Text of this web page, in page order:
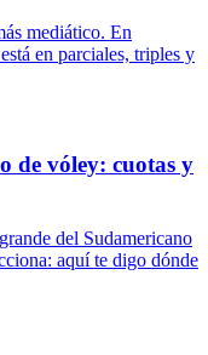
mediático. En
en parciales, triples y
de vóley: cuotas y
del Sudamericano
aquí te digo dónde